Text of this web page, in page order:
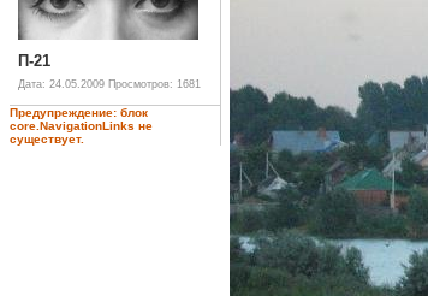
П-21
Дата: 24.05.2009 Просмотров: 1681
Предупреждение: блок
core.NavigationLinks не
существует.